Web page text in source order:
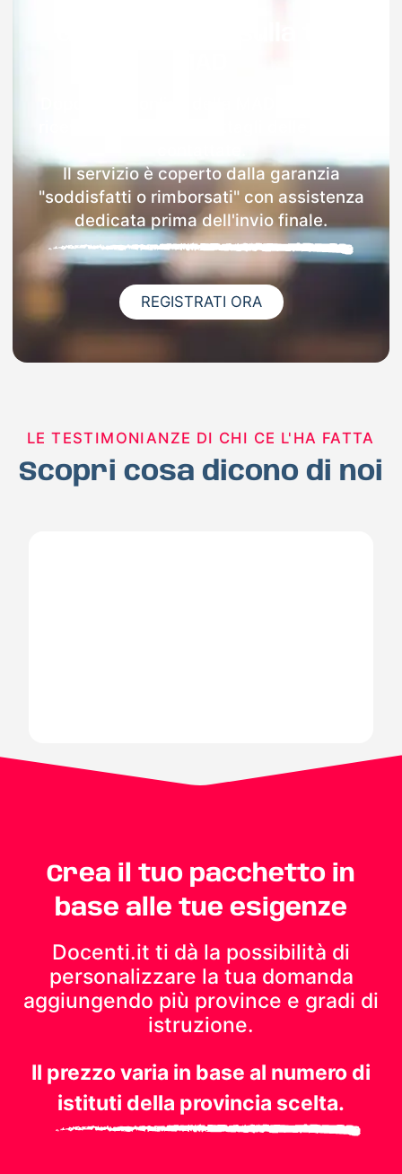
Il servizio è coperto dalla garanzia
"soddisfatti o rimborsati" con assistenza
dedicata prima dell'invio finale.
REGISTRATI ORA
LE TESTIMONIANZE DI CHI CE L'HA FATTA
Scopri cosa dicono di noi
Crea il tuo pacchetto in
base alle tue esigenze
Docenti.it ti dà la possibilità di
personalizzare la tua domanda
aggiungendo più province e gradi di
istruzione.
Il prezzo varia in base al numero di
istituti della provincia scelta.